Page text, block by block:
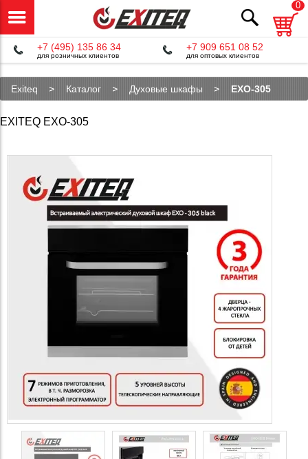
0
+7 (495) 135 86 34
для розничных клиентов
+7 909 651 08 52
для оптовых клиентов
Exiteq Каталог Духовые шкафы EXO-305
EXITEQ EXO-305